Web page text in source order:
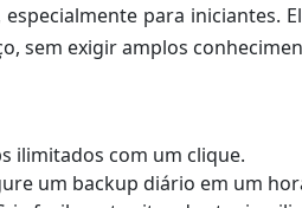
para iniciantes.
sem exigir amplos
ilimitados com um clique.
um backup diário em um